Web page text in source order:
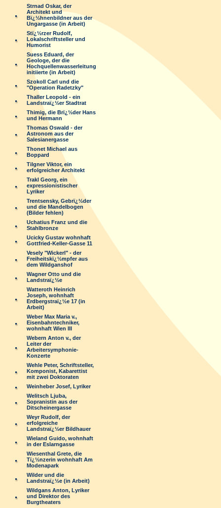
Strnad Oskar, der
Architekt und
Bï¿½hnenbildner aus der
Ungargasse (in Arbeit)
Stï¿½rzer Rudolf,
Lokalschriftsteller und
Humorist
Suess Eduard, der
Geologe, der die
Hochquellenwasserleitung
initiierte (in Arbeit)
Szokoll Carl und die
"Operation Radetzky"
Thaller Leopold - ein
Landstraï¿½er Stadtrat
Thimig, die Brï¿½der Hans
und Hermann
Thomas Oswald - der
Astronom aus der
Salesianergasse
Thonet Michael aus
Boppard
Tilgner Viktor, ein
erfolgreicher Architekt
Trakl Georg, ein
expressionistischer
Lyriker
Trentsensky, Gebrï¿½der
und die Mandelbogen
(Bilder fehlen)
Uchatius Franz und die
Stahlbronze
Ucicky Gustav wohnhaft
Gottfried-Keller-Gasse 11
Vesely "Wickerl" - der
Freiheitskï¿½mpfer aus
dem Wildganshof
Wagner Otto und die
Landstraï¿½e
Watteroth Heinrich
Joseph, wohnhaft
Erdbergstraï¿½e 17 (in
Arbeit)
Weber Max Maria v.,
Eisenbahntechniker,
wohnhaft Wien III
Webern Anton v., der
Leiter der
Arbeitersymphonie-
Konzerte
Wehle Peter, Schriftsteller,
Komponist, Kabarettist
mit zwei Doktoraten
Weinheber Josef, Lyriker
Welitsch Ljuba,
Sopranistin aus der
Ditscheinergasse
Weyr Rudolf, der
erfolgreiche
Landstraï¿½er Bildhauer
Wieland Guido, wohnhaft
in der Eslarngasse
Wiesenthal Grete, die
Tï¿½nzerin wohnhaft Am
Modenapark
Wilder und die
Landstraï¿½e (in Arbeit)
Wildgans Anton, Lyriker
und Direktor des
Burgtheaters